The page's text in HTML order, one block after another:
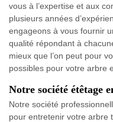
vous à l’expertise et aux
plusieurs années
engageons à vous fournir
qualité répondant à
mieux que l’on peut pour
possibles pour votre arbre
Notre société étêtage
Notre société
pour entretenir votre arbre